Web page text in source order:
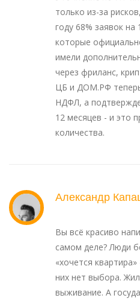
только из-за
году 68% заявок
которые
имели
через фриланс,
ЦБ и ДОМ.РФ
НДФЛ, а
12 месяцев - и это
количества.
Александр
Вы всё красиво
самом деле? Люди
«хочется
них нет выбора.
выживание. А